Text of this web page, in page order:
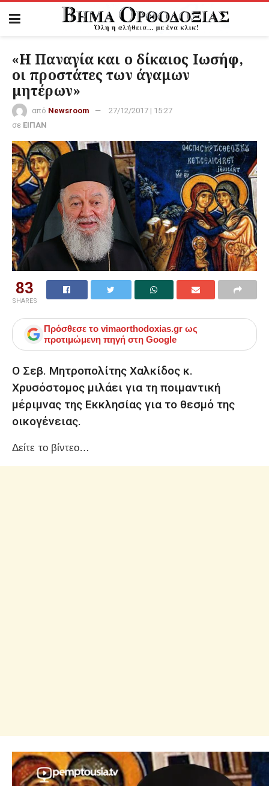
«Η Παναγία και ο δίκαιος Ιωσήφ,
οι προστάτες των άγαμων
μητέρων»
από Newsroom
27/12/2017 | 15:27
σε ΕΙΠΑΝ
83
SHARES
Πρόσθεσε το vimaorthodoxias.gr ως
προτιμώμενη πηγή στη Google
Ο Σεβ. Μητροπολίτης Χαλκίδος κ.
Χρυσόστομος μιλάει για τη ποιμαντική
μέριμνας της Εκκλησίας για το θεσμό της
οικογένειας.
Δείτε το βίντεο…